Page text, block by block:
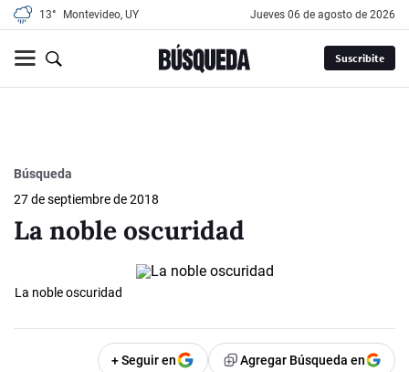
13° Montevideo, UY jueves 06 de agosto de 2026
Suscribite
Búsqueda
27 de septiembre de 2018
La noble oscuridad
La noble oscuridad
+ Seguir en Agregar Búsqueda en